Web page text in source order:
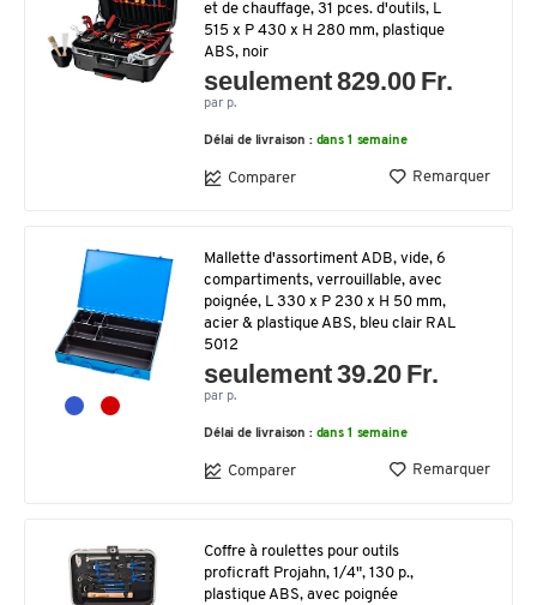
et de chauffage, 31 pces. d'outils, L
515 x P 430 x H 280 mm, plastique
ABS, noir
seulement 829.00 Fr.
par p.
Délai de livraison : dans 1 semaine
Comparer Remarquer
Mallette d'assortiment ADB, vide, 6
compartiments, verrouillable, avec
poignée, L 330 x P 230 x H 50 mm,
acier & plastique ABS, bleu clair RAL
5012
seulement 39.20 Fr.
par p.
Délai de livraison : dans 1 semaine
Comparer Remarquer
Coffre à roulettes pour outils
proficraft Projahn, 1/4", 130 p.,
plastique ABS, avec poignée